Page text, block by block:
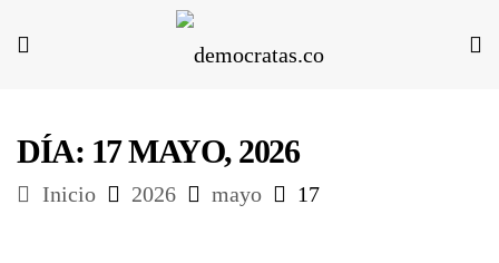
DÍA: 17 MAYO, 2026
Inicio 2026 mayo 17